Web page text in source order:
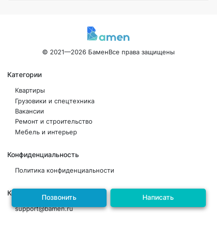
Позвонить Написать
© 2021—2026 БаменВсе права защищены
Категории
Квартиры
Грузовики и спецтехника
Вакансии
Ремонт и строительство
Мебель и интерьер
Конфиденциальность
Политика конфиденциальности
Контакты
support@bamen.ru